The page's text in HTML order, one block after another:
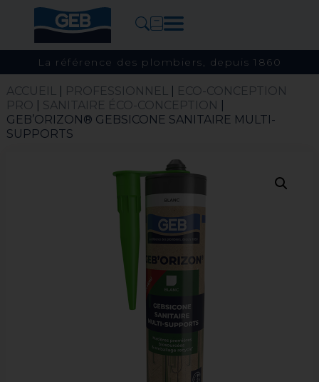
La référence des plombiers, depuis 1860
ACCUEIL| PROFESSIONNEL|
ECO-CONCEPTION
PRO
SANITAIRE ÉCO-CONCEPTION
GEB’ORIZON® GEBSICONE SANITAIRE MULTI-
SUPPORTS